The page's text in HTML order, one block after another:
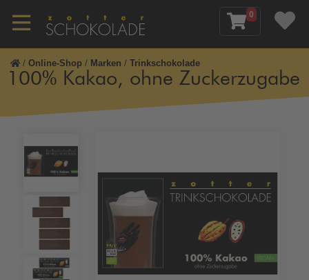
0
/ Online-Shop / Marken / Trinkschokolade
100% Kakao, ohne Zuckerzugabe